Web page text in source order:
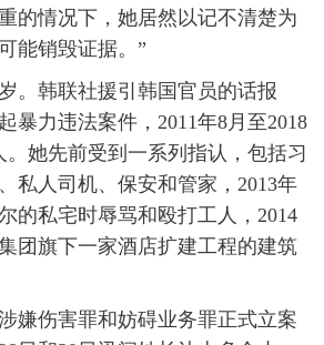
影
新华电视英文 返回PC
的情况下，她居然以记不清楚为
能销毁证据。”
韩联社援引韩国官员的话报
暴力违法案件，2011年8月至2018
。她先前受到一系列指认，包括习
私人司机、保安和管家，2013年
的私宅时辱骂和殴打工人，2014
团旗下一家酒店扩建工程的建筑
伤害罪和妨碍业务罪正式立案